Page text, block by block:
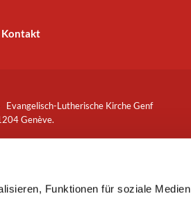
Funktionen für soziale Medien
Kontakt
Lutherische Kirche Genf
Genève.
310 41 87sekretariat@luther-genf.ch